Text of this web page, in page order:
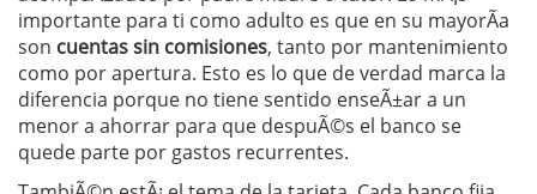
importante para ti como adulto es que en su mayorÃ­a
son cuentas sin comisiones, tanto por mantenimiento
como por apertura. Esto es lo que de verdad marca la
diferencia porque no tiene sentido enseÃ±ar a un
menor a ahorrar para que despuÃ©s el banco se
quede parte por gastos recurrentes.